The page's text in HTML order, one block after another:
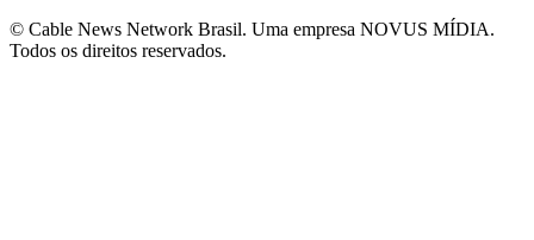
© Cable News Network Brasil. Uma empresa NOVUS MÍDIA.
Todos os direitos reservados.